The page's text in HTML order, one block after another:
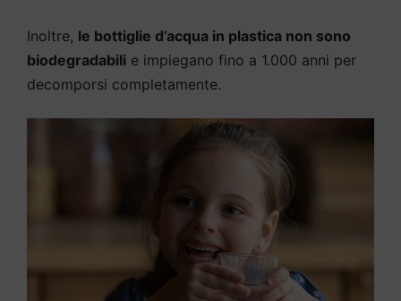
Inoltre, le bottiglie d’acqua in plastica non sono
biodegradabili e impiegano fino a 1.000 anni per
decomporsi completamente.